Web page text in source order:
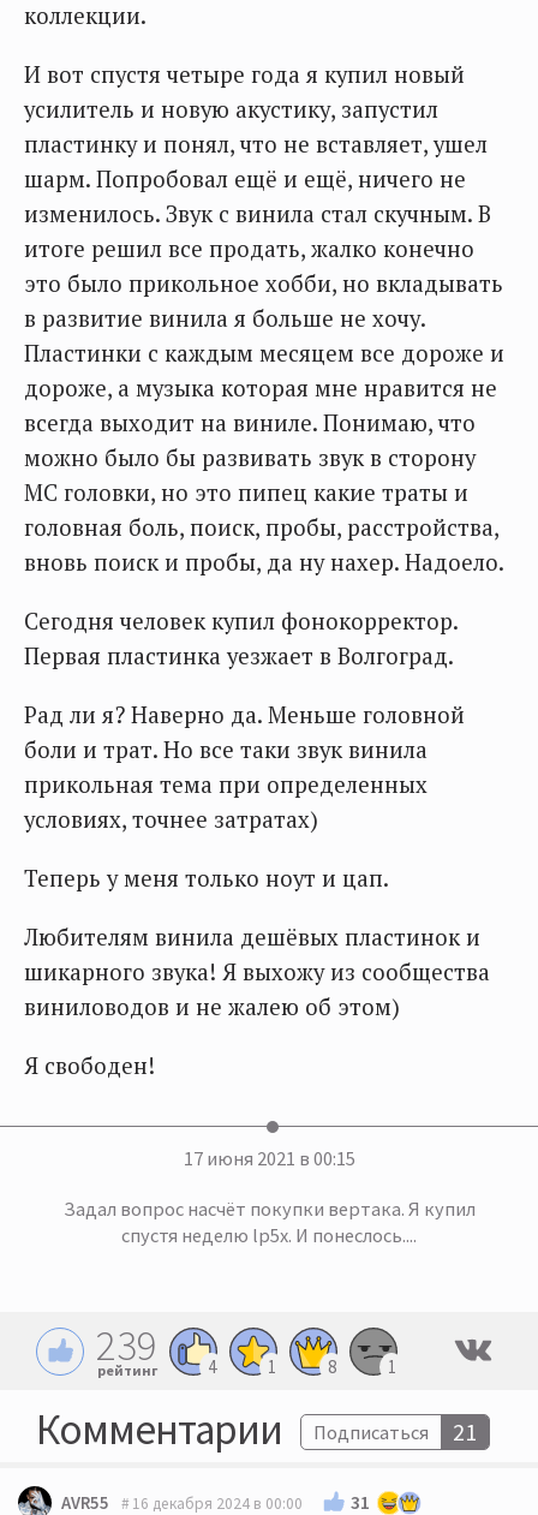
коллекции.
И вот спустя четыре года я купил новый
усилитель и новую акустику, запустил
пластинку и понял, что не вставляет, ушел
шарм. Попробовал ещё и ещё, ничего не
изменилось. Звук с винила стал скучным. В
итоге решил все продать, жалко конечно
это было прикольное хобби, но вкладывать
в развитие винила я больше не хочу.
Пластинки с каждым месяцем все дороже и
дороже, а музыка которая мне нравится не
всегда выходит на виниле. Понимаю, что
можно было бы развивать звук в сторону
МС головки, но это пипец какие траты и
головная боль, поиск, пробы, расстройства,
вновь поиск и пробы, да ну нахер. Надоело.
Сегодня человек купил фонокорректор.
Первая пластинка уезжает в Волгоград.
Рад ли я? Наверно да. Меньше головной
боли и трат. Но все таки звук винила
прикольная тема при определенных
условиях, точнее затратах)
Теперь у меня только ноут и цап.
Любителям винила дешёвых пластинок и
шикарного звука! Я выхожу из сообщества
виниловодов и не жалею об этом)
Я свободен!
17 июня 2021 в 00:15
Задал вопрос насчёт покупки вертака. Я купил
спустя неделю lp5x. И понеслось....
239
рейтинг 4 1 8 1
Комментарии Подписаться 21
AVR55 16 декабря 2024 в 00:00 31